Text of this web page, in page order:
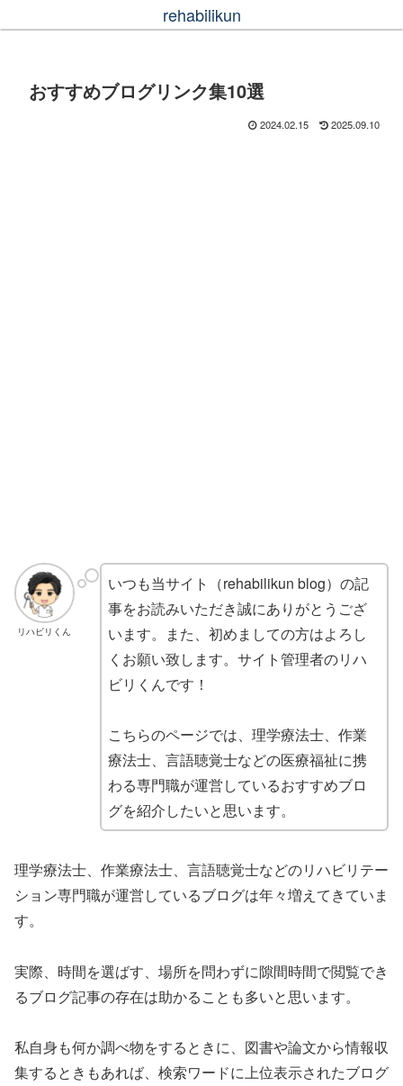
rehabilikun
おすすめブログリンク集10選
2024.02.15 2025.09.10
リハビリくん
いつも当サイト（rehabilikun blog）の記
事をお読みいただき誠にありがとうござ
います。また、初めましての方はよろし
くお願い致します。サイト管理者のリハ
ビリくんです！
こちらのページでは、理学療法士、作業
療法士、言語聴覚士などの医療福祉に携
わる専門職が運営しているおすすめブロ
グを紹介したいと思います。
理学療法士、作業療法士、言語聴覚士などのリハビリテー
ション専門職が運営しているブログは年々増えてきていま
す。
実際、時間を選ばす、場所を問わずに隙間時間で閲覧でき
るブログ記事の存在は助かることも多いと思います。
私自身も何か調べ物をするときに、図書や論文から情報収
集するときもあれば、検索ワードに上位表示されたブログ